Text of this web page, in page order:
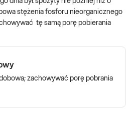
stężenia fosforu nieorganicznego
tę samą porę pobierania
zachowywać porę pobrania